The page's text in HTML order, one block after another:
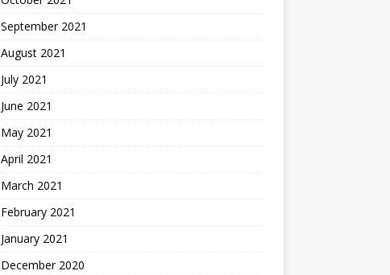
September 2021
August 2021
July 2021
June 2021
May 2021
April 2021
March 2021
February 2021
January 2021
December 2020